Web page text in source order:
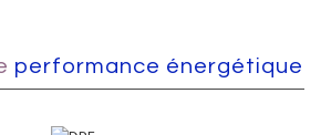
performance énergétique